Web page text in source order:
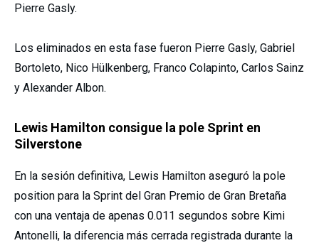
Pierre Gasly.
Los eliminados en esta fase fueron Pierre Gasly, Gabriel
Bortoleto, Nico Hülkenberg, Franco Colapinto, Carlos Sainz
y Alexander Albon.
Lewis Hamilton consigue la pole Sprint en
Silverstone
En la sesión definitiva, Lewis Hamilton aseguró la pole
position para la Sprint del Gran Premio de Gran Bretaña
con una ventaja de apenas 0.011 segundos sobre Kimi
Antonelli, la diferencia más cerrada registrada durante la